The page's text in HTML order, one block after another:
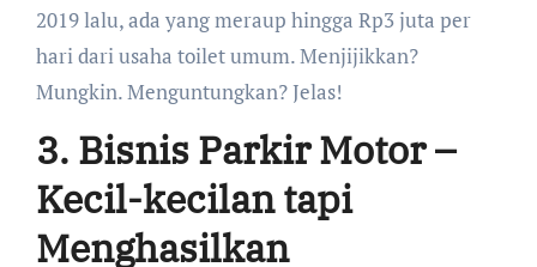
2019 lalu, ada yang meraup hingga Rp3 juta per
hari dari usaha toilet umum. Menjijikkan?
Mungkin. Menguntungkan? Jelas!
3. Bisnis Parkir Motor –
Kecil-kecilan tapi
Menghasilkan